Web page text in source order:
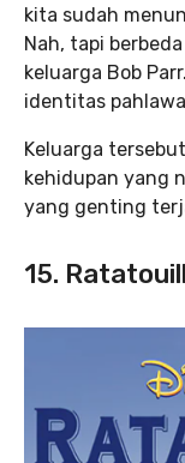
kita sudah
Nah, tapi
keluarga Bob
identitas
Keluarga
kehidupan yang
yang genting
15.